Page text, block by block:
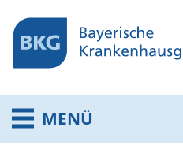
MENÜ